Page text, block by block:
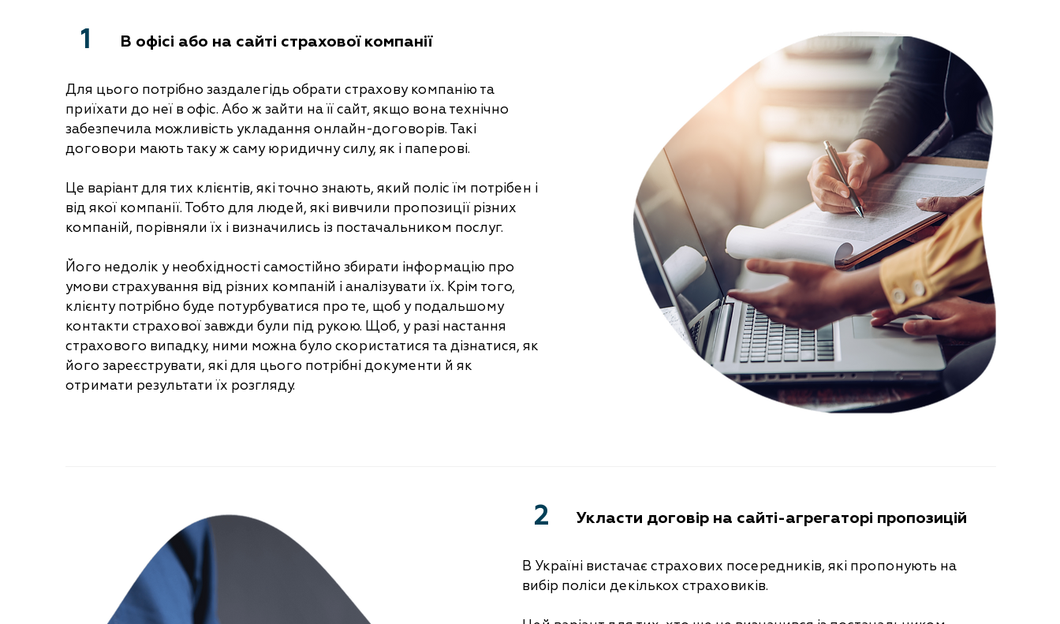
1 В офісі або на сайті страхової компанії
Для цього потрібно заздалегідь обрати страхову компанію та
приїхати до неї в офіс. Або ж зайти на її сайт, якщо вона технічно
забезпечила можливість укладання онлайн-договорів. Такі
договори мають таку ж саму юридичну силу, як і паперові.
Це варіант для тих клієнтів, які точно знають, який поліс їм потрібен і
від якої компанії. Тобто для людей, які вивчили пропозиції різних
компаній, порівняли їх і визначились із постачальником послуг.
Його недолік у необхідності самостійно збирати інформацію про
умови страхування від різних компаній і аналізувати їх. Крім того,
клієнту потрібно буде потурбуватися про те, щоб у подальшому
контакти страхової завжди були під рукою. Щоб, у разі настання
страхового випадку, ними можна було скористатися та дізнатися, як
його зареєструвати, які для цього потрібні документи й як
отримати результати їх розгляду.
2 Укласти договір на сайті-агрегаторі пропозицій
В Україні вистачає страхових посередників, які пропонують на
вибір поліси декількох страховиків.